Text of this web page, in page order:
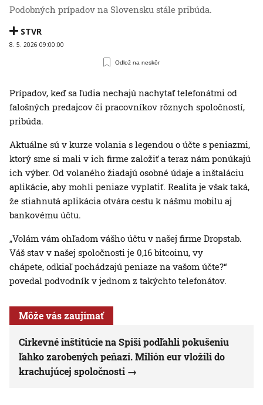
Podobných prípadov na Slovensku stále pribúda.
STVR
8. 5. 2026 09:00:00
Odlož na neskôr
Prípadov, keď sa ľudia nechajú nachytať telefonátmi od
falošných predajcov či pracovníkov rôznych spoločností,
pribúda.
Aktuálne sú v kurze volania s legendou o účte s peniazmi,
ktorý sme si mali v ich firme založiť a teraz nám ponúkajú
ich výber. Od volaného žiadajú osobné údaje a inštaláciu
aplikácie, aby mohli peniaze vyplatiť. Realita je však taká,
že stiahnutá aplikácia otvára cestu k nášmu mobilu aj
bankovému účtu.
„Volám vám ohľadom vášho účtu v našej firme Dropstab.
Váš stav v našej spoločnosti je 0,16 bitcoinu, vy
chápete, odkiaľ pochádzajú peniaze na vašom účte?“
povedal podvodník v jednom z takýchto telefonátov.
Môže vás zaujímať
Cirkevné inštitúcie na Spiši podľahli pokušeniu
ľahko zarobených peňazí. Milión eur vložili do
krachujúcej spoločnosti